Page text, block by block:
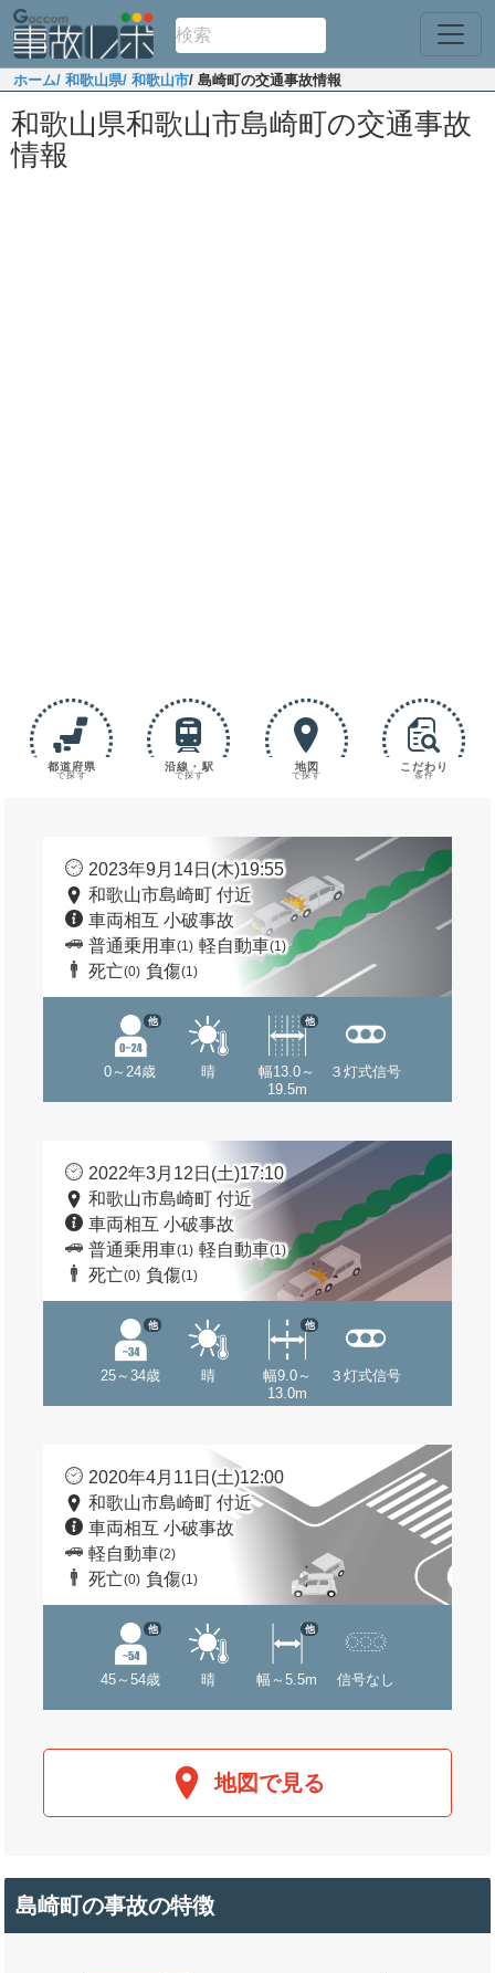
ホーム/ 和歌山県/ 和歌山市/ 島崎町の交通事故情報
和歌山県和歌山市島崎町の交通事故
情報
都道府県
で探す
沿線・駅
で探す
地図
で探す
こだわり
条件
2023年9月14日(木)19:55
和歌山市島崎町 付近
車両相互 小破事故
普通乗用車(1) 軽自動車(1)
死亡(0) 負傷(1)
0～24歳
他
晴
幅13.0～
19.5m
他
３灯式信号
2022年3月12日(土)17:10
和歌山市島崎町 付近
車両相互 小破事故
普通乗用車(1) 軽自動車(1)
死亡(0) 負傷(1)
25～34歳
他
晴
幅9.0～
13.0m
他
３灯式信号
2020年4月11日(土)12:00
和歌山市島崎町 付近
車両相互 小破事故
軽自動車(2)
死亡(0) 負傷(1)
45～54歳
他
晴 幅～5.5m
他
信号なし
地図で見る
島崎町の事故の特徴